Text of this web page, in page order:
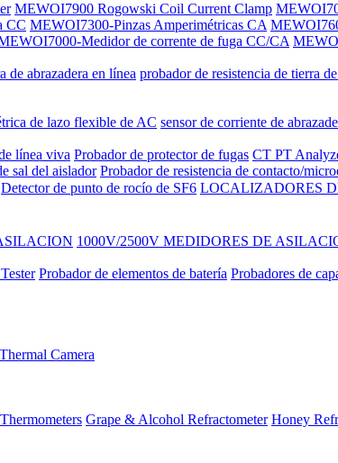
MEWOI7900 Rogowski Coil Current Clamp
CC MEWOI7300-Pinzas Amperimétricas CA
Medidor de corrente de fuga CC/CA
de abrazadera en línea probador de resistencia de tierra
de lazo flexible de AC sensor de corriente de
línea viva Probador de protector de fugas CT PT
sal del aislador Probador de resistencia de contacto/
Detector de punto de rocío de SF6 LOCALIZADORES
1000V/2500V MEDIDORES DE
Probador de elementos de batería Probadores de
Thermal Camera
Grape & Alcohol Refractometer Honey